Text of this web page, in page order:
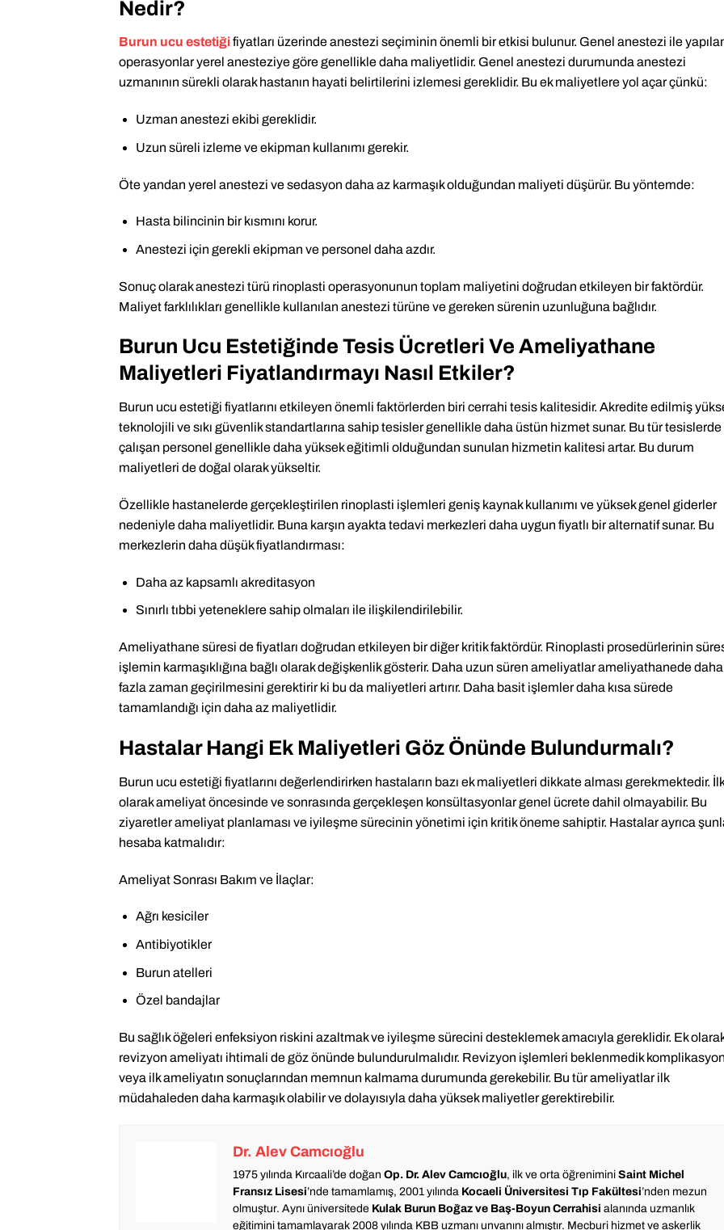
Nedir?
Burun ucu estetiğifiyatları üzerinde anestezi seçiminin önemli bir etkisi bulunur. Genel anestezi ile
operasyonlar yerel anesteziye göre genellikle daha maliyetlidir. Genel anestezi durumunda anestezi
uzmanının sürekli olarak hastanın hayati belirtilerini izlemesi gereklidir. Bu ek maliyetlere yol açar çünkü:
Uzman anestezi ekibi gereklidir.
Uzun süreli izleme ve ekipman kullanımı gerekir.
Öte yandan yerel anestezi ve sedasyon daha az karmaşık olduğundan maliyeti düşürür. Bu yöntemde:
Hasta bilincinin bir kısmını korur.
Anestezi için gerekli ekipman ve personel daha azdır.
Sonuç olarak anestezi türü rinoplasti operasyonunun toplam maliyetini doğrudan etkileyen bir faktördür.
Maliyet farklılıkları genellikle kullanılan anestezi türüne ve gereken sürenin uzunluğuna bağlıdır.
Burun Ucu Estetiğinde Tesis Ücretleri Ve Ameliyathane
Maliyetleri Fiyatlandırmayı Nasıl Etkiler?
Burun ucu estetiği fiyatlarını etkileyen önemli faktörlerden biri cerrahi tesis kalitesidir. Akredite edilmiş
teknolojili ve sıkı güvenlik standartlarına sahip tesisler genellikle daha üstün hizmet sunar. Bu tür tesislerde
çalışan personel genellikle daha yüksek eğitimli olduğundan sunulan hizmetin kalitesi artar. Bu durum
maliyetleri de doğal olarak yükseltir.
Özellikle hastanelerde gerçekleştirilen rinoplasti işlemleri geniş kaynak kullanımı ve yüksek genel giderler
nedeniyle daha maliyetlidir. Buna karşın ayakta tedavi merkezleri daha uygun fiyatlı bir alternatif sunar. Bu
merkezlerin daha düşük fiyatlandırması:
Daha az kapsamlı akreditasyon
Sınırlı tıbbi yeteneklere sahip olmaları ile ilişkilendirilebilir.
Ameliyathane süresi de fiyatları doğrudan etkileyen bir diğer kritik faktördür. Rinoplasti prosedürlerinin
işlemin karmaşıklığına bağlı olarak değişkenlik gösterir. Daha uzun süren ameliyatlar ameliyathanede daha
fazla zaman geçirilmesini gerektirir ki bu da maliyetleri artırır. Daha basit işlemler daha kısa sürede
tamamlandığı için daha az maliyetlidir.
Hastalar Hangi Ek Maliyetleri Göz Önünde Bulundurmalı?
Burun ucu estetiği fiyatlarını değerlendirirken hastaların bazı ek maliyetleri dikkate alması gerekmektedir. İlk
olarak ameliyat öncesinde ve sonrasında gerçekleşen konsültasyonlar genel ücrete dahil olmayabilir. Bu
ziyaretler ameliyat planlaması ve iyileşme sürecinin yönetimi için kritik öneme sahiptir. Hastalar ayrıca
hesaba katmalıdır:
Ameliyat Sonrası Bakım ve İlaçlar:
Ağrı kesiciler
Antibiyotikler
Burun atelleri
Özel bandajlar
Bu sağlık öğeleri enfeksiyon riskini azaltmak ve iyileşme sürecini desteklemek amacıyla gereklidir. Ek
revizyon ameliyatı ihtimali de göz önünde bulundurulmalıdır. Revizyon işlemleri beklenmedik
veya ilk ameliyatın sonuçlarından memnun kalmama durumunda gerekebilir. Bu tür ameliyatlar ilk
müdahaleden daha karmaşık olabilir ve dolayısıyla daha yüksek maliyetler gerektirebilir.
Dr. Alev Camcıoğlu
1975 yılında Kırcaali’de doğan Op. Dr. Alev Camcıoğlu, ilk ve orta öğrenimini Saint Michel
Fransız Lisesi’nde tamamlamış, 2001 yılında Kocaeli Üniversitesi Tıp Fakültesi’nden mezun
olmuştur. Aynı üniversitede Kulak Burun Boğaz ve Baş-Boyun Cerrahisi alanında uzmanlık
eğitimini tamamlayarak 2008 yılında KBB uzmanı unvanını almıştır. Mecburi hizmet ve askerlik